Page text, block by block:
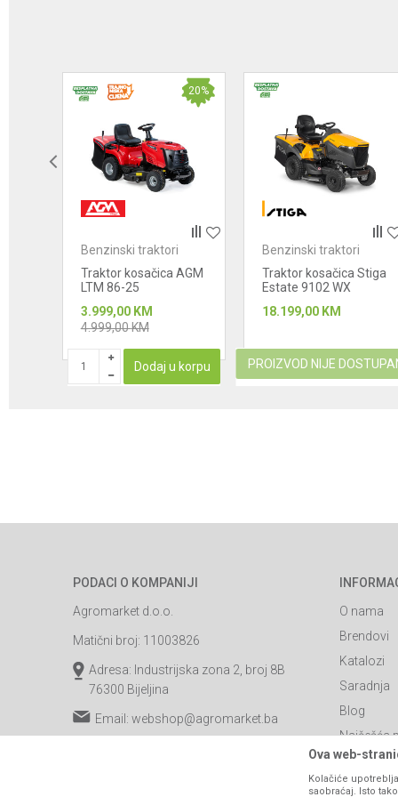
20%
Benzinski traktori
Traktor kosačica AGM
LTM 86-25
3.999,00 KM
4.999,00KM
Dodaj u korpu
Benzinski traktori
Traktor kosačica Stiga
Estate 9102 WX
18.199,00 KM
PROIZVOD NIJE
PODACI O KOMPANIJI
Agromarket d.o.o.
Matični broj: 11003826
Adresa: Industrijska zona 2, broj 8B
76300 Bijeljina
Email: webshop@agromarket.ba
O nama
Brendovi
Katalozi
Saradnja
Blog
Najčešća
Kontakt
Ova web-
Kolačiće
saobraćaj. Isto